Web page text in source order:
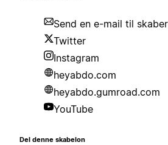
Send en e-mail til
Twitter
Instagram
heyabdo.com
heyabdo.gumroad.com
YouTube
Del denne skabelon